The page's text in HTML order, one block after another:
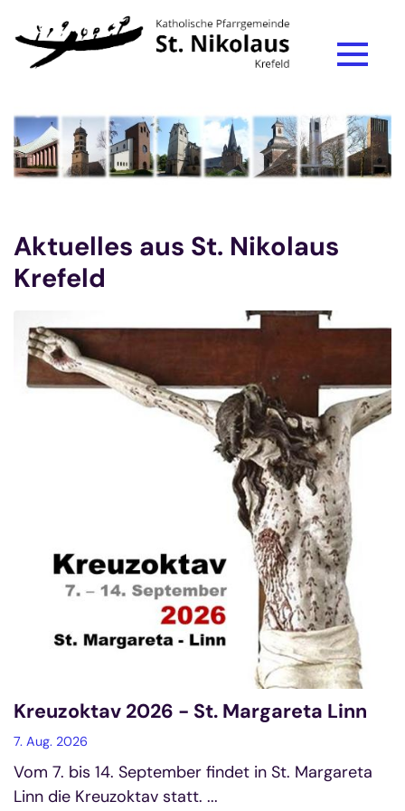
Zum Inhalt springen
Aktuelles aus St. Nikolaus
Krefeld
Kreuzoktav 2026 - St. Margareta Linn
7. Aug. 2026
Vom 7. bis 14. September findet in St. Margareta
Linn die Kreuzoktav statt. ...